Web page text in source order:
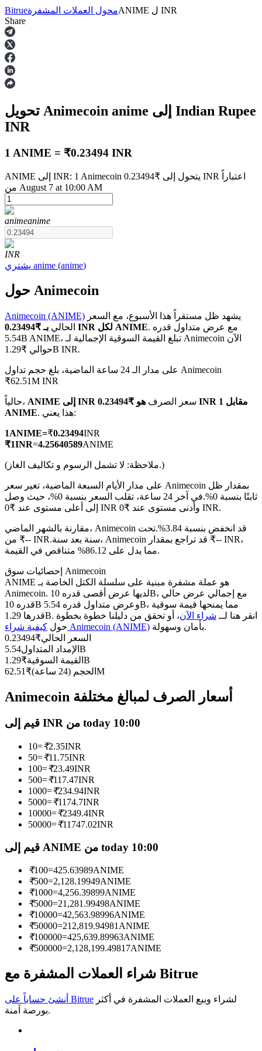
العقود الآجلة
العقود الآجلة USDT
العقود الآجلة لـ COIN-M
العقود الآجلة للعملات المشفرة
TradFi
مشتقات الأسهم والعملات الأجنبية والمعادن الثمينة والسلع
العقود الآجلة USDC
العقود الآجلة باستخدام USDC كضمان
نسخ التداول
كن متداول نسخ
استمتع بتقاسم الأرباح وعمولات نسخ التداول
معلومة
تحليل البيانات الضخمة بما في ذلك المعلومات التجارية، وما
إلى ذلك.
Bitrueمحول العملات المشفرةANIME ل INR
Share
تحويل Animecoin anime
إلى Indian Rupee
INR
1 ANIME = ₹0.23494 INR
ANIME إلى INR: 1 Animecoin يتحول إلى ₹0.23494 INR اعتباراً
من August 7 at 10:00 AM
animeanime
INR
يشتري anime (anime)
حول Animecoin
Animecoin (ANIME)
الحالي
بـ ₹0.23494 INR لكل ANIME. مع عرض متداول قدره
5.54B ANIME، تبلغ القيمة السوقية الإجمالية لـ Animecoin الآن
حوالي ₹1.29B INR.
على مدار الـ 24 ساعة الماضية، بلغ حجم تداول Animecoin
₹62.51M INR
حالياً، ANIME إلى INR سعر الصرف
هو ₹0.23494 INR مقابل 1
ANIME
. هذا يعني:
1ANIME=₹0.23494INR
₹1INR=4.25640589ANIME
(ملاحظة: لا تشمل الرسوم و تكاليف الغاز.)
على مدار الأيام السبعة الماضية، تغير سعر Animecoin بمقدار ظل
ثابتًا بنسبة 0%.
في آخر 24 ساعة، تقلب السعر بنسبة 0%، حيث وصل
إلى أعلى مستوى عند ₹0 INR وأدنى مستوى عند ₹0 INR.
مقارنة بالشهر الماضي، Animecoin قد انخفض بنسبة 3.84%.تحت
من ₹-- INR.سنة بعد سنة، Animecoin قد تراجع بمقدار ₹-- INR،
مما يدل على 86.12% متناقص في القيمة.
إحصائيات سوق Animecoin
ANIME هو عملة مشفرة مبنية على سلسلة الكتل الخاصة بـ
Animecoin. لديها عرض أقصى قدره 10B، مع إجمالي عرض حالي
قدره 10B وعرض متداول قدره 5.54B، مما يمنحها قيمة سوقية
قدرها 1.29B. انقر هنا لــ شراء الآن، أو تحقق من دليلنا خطوة بخطوة
حول كيفية شراء Animecoin (ANIME)
بأمان وسهولة.
السعر الحالي₹
0.23494
الإمداد المتداول 5.54B
القيمة السوقية₹
1.29B
الحجم (24 ساعة)
₹ 62.51M
Animecoin أسعار الصرف لمبالغ مختلفة
قيم إلى INR من today 10:00
10=₹2.35INR
50=₹11.75INR
100=₹23.49INR
500=₹117.47INR
1000=₹234.94INR
5000=₹1174.7INR
10000=₹2349.4INR
50000=₹11747.02INR
قيم إلى ANIME من today 10:00
₹100=425.63989ANIME
₹500=2,128.19949ANIME
₹1000=4,256.39899ANIME
₹5000=21,281.99498ANIME
₹10000=42,563.98996ANIME
₹50000=212,819.94981 ANIME
₹100000=425,639.89963ANIME
₹500000=2,128,199.49817ANIME
شراء العملات المشفرة مع Bitrue
أنشئ حساباً على Bitrue
بورصة آمنة.